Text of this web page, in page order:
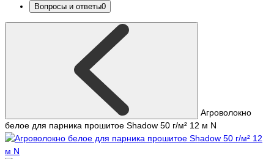
Вопросы и ответы0
Агроволокно
белое для парника прошитое Shadow 50 г/м² 12 м N